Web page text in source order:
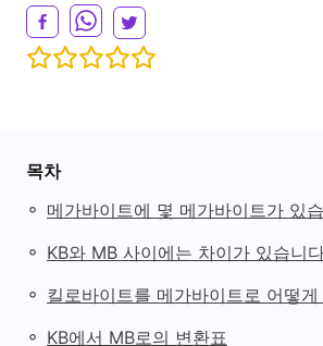
목차
◦ 메가바이트에 몇 메가바이트가 있
◦ KB와 MB 사이에는 차이가 있습니
◦ 킬로바이트를 메가바이트로 어떻
◦ KB에서 MB로의 변환표